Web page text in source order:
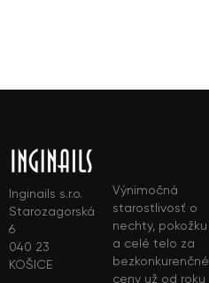
Inginails s.r.o.
Starozagorská
6
040 23
KOŠICE
Výnimočná
starostlivosť o
nechty, pokožku
a celé telo za
bezkonkurenčné
ceny už od roku